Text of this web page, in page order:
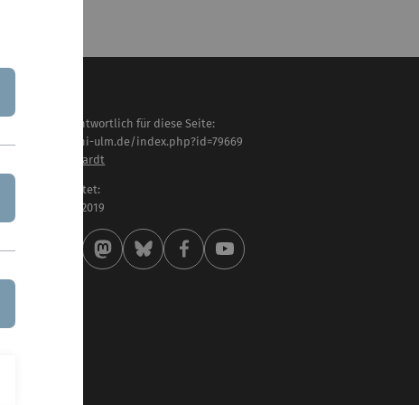
Inhaltlich verantwortlich für diese Seite:
https://www.uni-ulm.de/index.php?id=79669
Christine Liebhardt
Zuletzt bearbeitet:
23 . September 2019